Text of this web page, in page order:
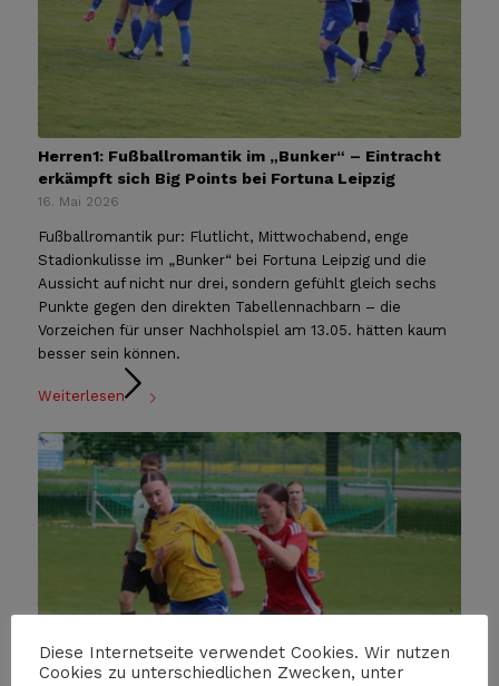
Herren1: Fußballromantik im „Bunker“ – Eintracht
erkämpft sich Big Points bei Fortuna Leipzig
16. Mai 2026
Fußballromantik pur: Flutlicht, Mittwochabend, enge
Stadionkulisse im „Bunker“ bei Fortuna Leipzig und die
Aussicht auf nicht nur drei, sondern gefühlt gleich sechs
Punkte gegen den direkten Tabellennachbarn – die
Vorzeichen für unser Nachholspiel am 13.05. hätten kaum
besser sein können.
Weiterlesen
Diese Internetseite verwendet Cookies. Wir nutzen
Cookies zu unterschiedlichen Zwecken, unter